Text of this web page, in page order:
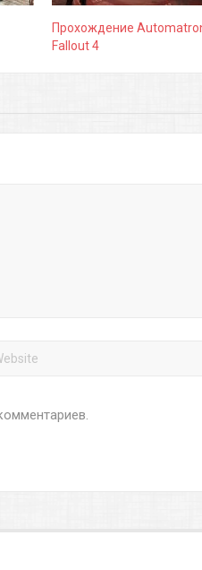
Прохождение
Fallout 4